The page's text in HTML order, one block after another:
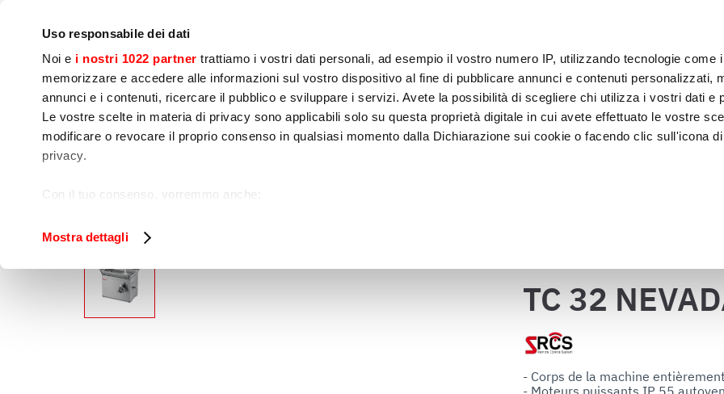
Uso responsabile dei dati
Noi e i nostri 1022 partner trattiamo i vostri dati personali, ad esempio il vostro numero IP, utilizzando tecnologie come
memorizzare e accedere alle informazioni sul vostro dispositivo al fine di pubblicare annunci e contenuti personalizzati,
annunci e i contenuti, ricercare il pubblico e sviluppare i servizi. Avete la possibilità di scegliere chi utilizza i vostri dati e
Le vostre scelte in materia di privacy sono applicabili solo su questa proprietà digitale in cui avete effettuato le vostre
modificare o revocare il proprio consenso in qualsiasi momento dalla Dichiarazione sui cookie o facendo clic sull'icona
privacy.
Con il tuo consenso, vorremmo anche:
Identificare il tuo dispositivo, scansionandolo attivamente alla ricerca di caratteristiche specifiche (impronte
tuo consenso in qualsiasi momento dalla Dichiarazione sui cookie.
Utilizziamo i cookie per garantire che l’utente possa usufruire del servizio richiesto, per personalizzare contenuti ed
funzionalità dei social media e per analizzare il nostro traffico. Condividiamo inoltre informazioni sul modo in cui l’utente
sito con i nostri partner che si occupano di analisi dei dati web, pubblicità e social media, i quali potrebbero combinarle
Mostra dettagli
Cuisson
Préparation
dynamique
Emballage Cellules
Exposition et
vitrines
Lavage et
désinfection
TC 32
- Corps de la machine
- Moteurs puissants IP 55